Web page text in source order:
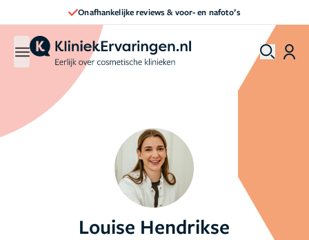
reviews & voor- en nafoto’s
Louise Hendrikse